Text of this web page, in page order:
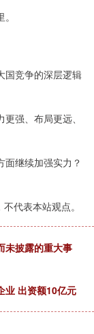
国竞争的深层逻辑
强、布局更远、
面继续加强实力？
代表本站观点。
未披露的重大事
业 出资额10亿元